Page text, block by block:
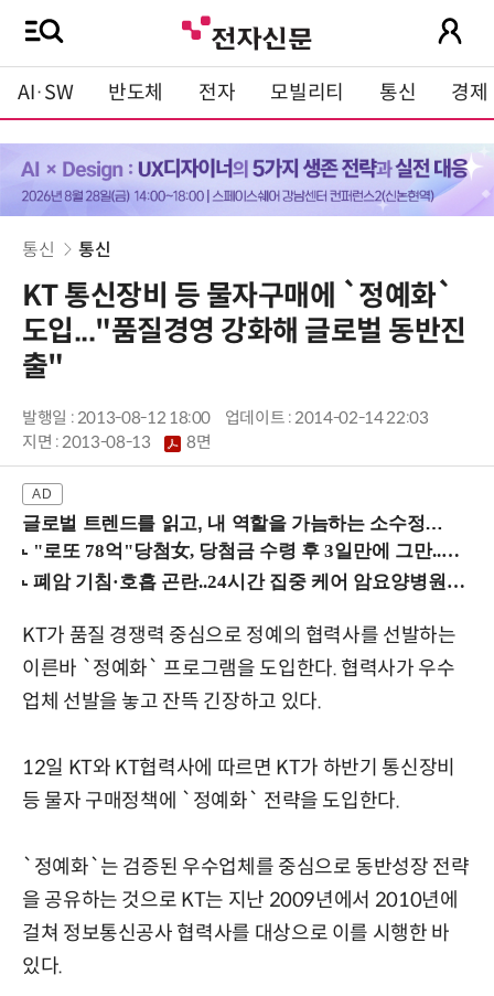
AI·SW 반도체 전자 모빌리티 통신 경제
통신 통신
KT 통신장비 등 물자구매에 `정예화`
도입..."품질경영 강화해 글로벌 동반진
출"
발행일 : 2013-08-12 18:00
업데이트 : 2014-02-14 22:03
지면 :2013-08-13 8면
글로벌 트렌드를 읽고, 내 역할을 가늠하는 소수정예 실습 워크숍 (8/28 신논현역)
KT가 품질 경쟁력 중심으로 정예의 협력사를 선발하는
이른바 `정예화` 프로그램을 도입한다. 협력사가 우수
업체 선발을 놓고 잔뜩 긴장하고 있다.
12일 KT와 KT협력사에 따르면 KT가 하반기 통신장비
등 물자 구매정책에 `정예화` 전략을 도입한다.
`정예화`는 검증된 우수업체를 중심으로 동반성장 전략
을 공유하는 것으로 KT는 지난 2009년에서 2010년에
걸쳐 정보통신공사 협력사를 대상으로 이를 시행한 바
있다.